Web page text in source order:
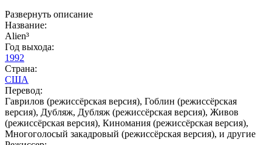
Развернуть описание
Название:
Alien³
Год выхода:
1992
Страна:
США
Перевод:
Гаврилов (режиссёрская версия), Гоблин (режиссёрская
версия), Дубляж, Дубляж (режиссёрская версия), Живов
(режиссёрская версия), Киномания (режиссёрская версия),
Многоголосый закадровый (режиссёрская версия), и другие